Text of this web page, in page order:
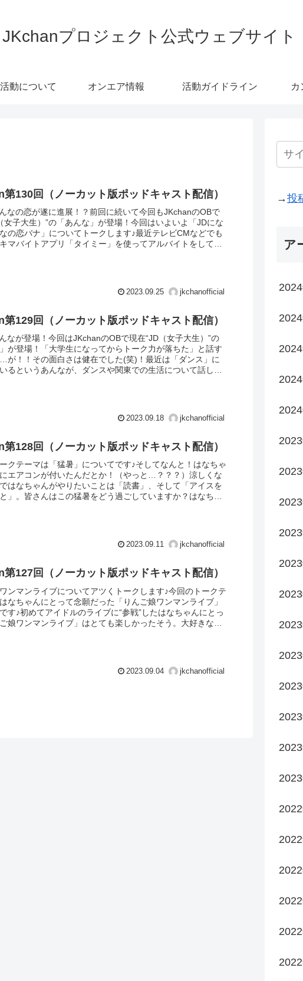
JKchanプロジェクト公式ウェブサイト
動について オンエア情報 活動ガイドライン カ
130回（ノーカット版ポッドキャスト配信）
なの恋が遂に進展！？前回に続いて今回もJKchanのOBで
女子大生）”の「あんな」が登場！今回はいよいよ「JDにな
の恋バナ」についてトークします♪最近テレビCMなどでも
マバイトアプリ「タイミー」を使ってアルバイトをしてい
2023.09.25 jkchanofficial
129回（ノーカット版ポッドキャスト配信）
なが登場！今回はJKchanのOBで現在“JD（女子大生）”の
」が登場！「大学生になってからトーク力が落ちた」と話す
が！！その面白さは健在でした(笑)！最近は「ダンス」に
るというあんなが、ダンスや関東での生活について話しま
2023.09.18 jkchanofficial
128回（ノーカット版ポッドキャスト配信）
クテーマは「猛暑」についてです♪そしてなんと！はなちゃ
エアコンが付いたんだとか！（やっと…？？？）涼しくな
はなちゃんがやりたいことは「読書」、そして「アイスを
」。皆さんはこの猛暑をどう過ごしていますか？はなちゃ
2023.09.11 jkchanofficial
127回（ノーカット版ポッドキャスト配信）
ンマンライブについてアツくトークします♪今回のトークテ
なちゃんにとって念願だった「りんご娘ワンマンライブ」
す♪初めてアイドルのライブに“参戦”したはなちゃんにとっ
娘ワンマンライブ」はとても楽しかったそう。大好きな金
2023.09.04 jkchanofficial
→投
ア